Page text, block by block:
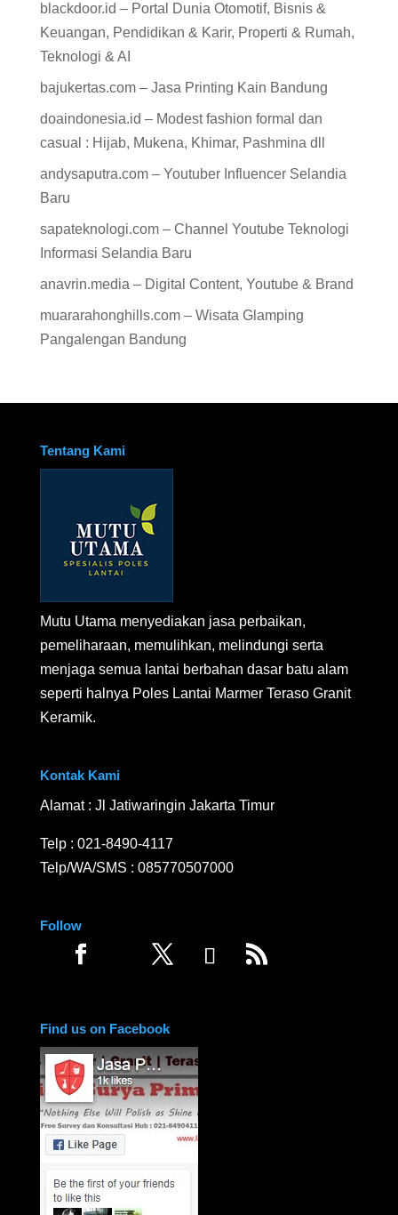
blackdoor.id – Portal Dunia Otomotif, Bisnis &
Keuangan, Pendidikan & Karir, Properti & Rumah,
Teknologi & AI
bajukertas.com – Jasa Printing Kain Bandung
doaindonesia.id – Modest fashion formal dan
casual : Hijab, Mukena, Khimar, Pashmina dll
andysaputra.com – Youtuber Influencer Selandia
Baru
sapateknologi.com – Channel Youtube Teknologi
Informasi Selandia Baru
anavrin.media – Digital Content, Youtube & Brand
muararahonghills.com – Wisata Glamping
Pangalengan Bandung
Tentang Kami
Mutu Utama menyediakan jasa perbaikan,
pemeliharaan, memulihkan, melindungi serta
menjaga semua lantai berbahan dasar batu alam
seperti halnya Poles Lantai Marmer Teraso Granit
Keramik.
Kontak Kami
Alamat : Jl Jatiwaringin Jakarta Timur
Telp : 021-8490-4117
Telp/WA/SMS : 085770507000
Follow
Find us on Facebook